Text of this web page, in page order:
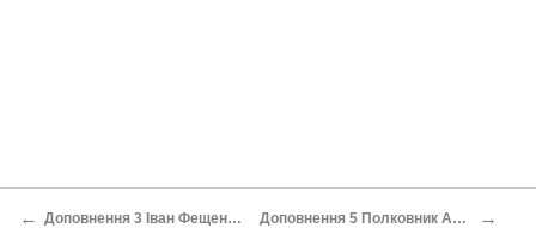
← Доповнення 3 Іван Фещенко-Чопівський Доповнення 5 Полковник Андрій Мельник →